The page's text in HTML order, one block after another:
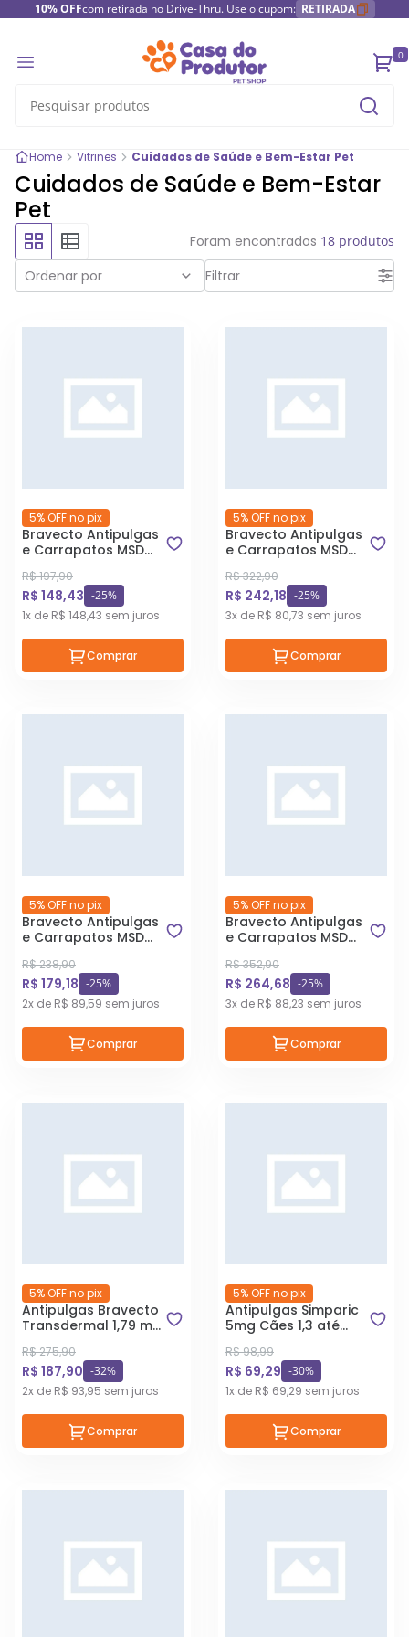
10% OFFcom retirada no Drive-Thru. Use o cupom: RETIRADA
0
Home Vitrines Cuidados de Saúde e Bem-Estar Pet
Cuidados de Saúde e Bem-Estar
Pet
Foram encontrados 18 produtos
Filtrar
Ordenar por
5% OFF no pix
Bravecto Antipulgas
e Carrapatos MSD
kg
R$ 197,90
R$ 148,43 -25%
1x de R$ 148,43 sem juros
Comprar
5% OFF no pix
Bravecto Antipulgas
e Carrapatos MSD
a 40Kg
R$ 322,90
R$ 242,18 -25%
3x de R$ 80,73 sem juros
Comprar
5% OFF no pix
Bravecto Antipulgas
e Carrapatos MSD
10 kg
R$ 238,90
R$ 179,18 -25%
2x de R$ 89,59 sem juros
Comprar
5% OFF no pix
Bravecto Antipulgas
e Carrapatos MSD
56 kg
R$ 352,90
R$ 264,68 -25%
3x de R$ 88,23 sem juros
Comprar
5% OFF no pix
Antipulgas Bravecto
Transdermal 1,79 ml
R$ 275,90
R$ 187,90 -32%
2x de R$ 93,95 sem juros
Comprar
5% OFF no pix
Antipulgas Simparic
5mg Cães 1,3 até
R$ 98,99
R$ 69,29 -30%
1x de R$ 69,29 sem juros
Comprar